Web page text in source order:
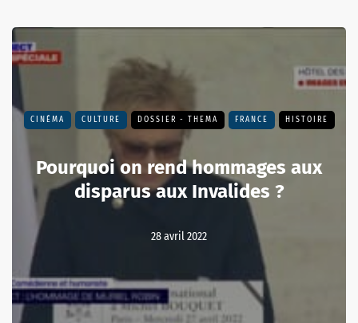
CINÉMA CULTURE DOSSIER - THEMA FRANCE HISTOIRE
Pourquoi on rend hommages aux
disparus aux Invalides ?
28 avril 2022